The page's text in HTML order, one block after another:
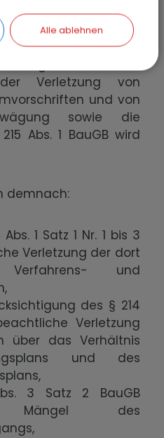
Verletzung von
und von
sowie die
Abs. 1 BauGB wird
demnach:
1 Satz 1 Nr. 1 bis 3
Verletzung der dort
Verfahrens- und
des § 214
Verletzung
über das Verhältnis
und des
3 Satz 2 BauGB
Mängel des
Alle ablehnen